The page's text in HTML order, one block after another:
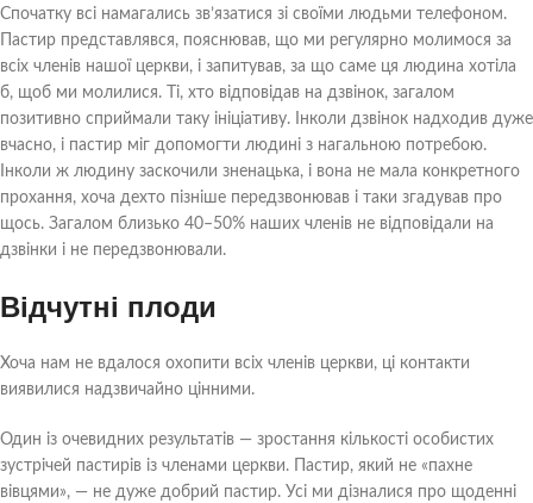
Спочатку всі намагались зв’язатися зі своїми людьми телефоном.
Пастир представлявся, пояснював, що ми регулярно молимося за
всіх членів нашої церкви, і запитував, за що саме ця людина хотіла
б, щоб ми молилися. Ті, хто відповідав на дзвінок, загалом
позитивно сприймали таку ініціативу. Інколи дзвінок надходив дуже
вчасно, і пастир міг допомогти людині з нагальною потребою.
Інколи ж людину заскочили зненацька, і вона не мала конкретного
прохання, хоча дехто пізніше передзвонював і таки згадував про
щось. Загалом близько 40–50% наших членів не відповідали на
дзвінки і не передзвонювали.
Відчутні плоди
Хоча нам не вдалося охопити всіх членів церкви, ці контакти
виявилися надзвичайно цінними.
Один із очевидних результатів — зростання кількості особистих
зустрічей пастирів із членами церкви. Пастир, який не «пахне
вівцями», — не дуже добрий пастир. Усі ми дізналися про щоденні